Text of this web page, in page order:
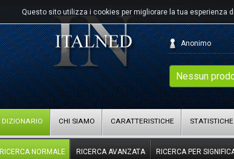
Questo sito utilizza i cookies per migliorare la tua esperienza
Nessun
Anonimo
DIZIONARIO CHI SIAMO CARATTERISTICHE STATISTICHE
RICERCA NORMALE RICERCA AVANZATA RICERCA PER